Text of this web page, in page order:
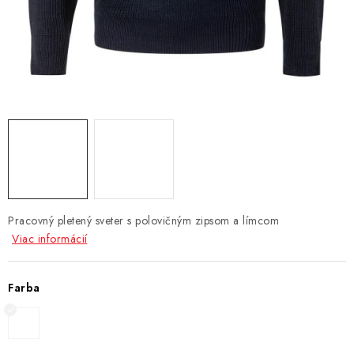
Pravidlá a nastavenia cookies
Moja objednávka
Pracovný pletený sveter s polovičným zipsom a límcom
Viac informácií
Farba